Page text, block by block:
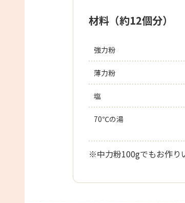
材料（約12個分）
強力粉
薄力粉
塩
70℃の湯
※中力粉100gでもお作り